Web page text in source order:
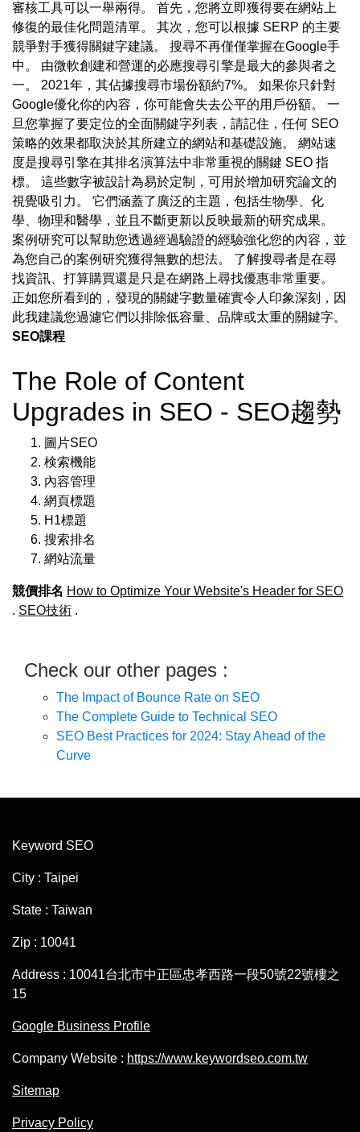
審核工具可以一舉兩得。 首先，您將立即獲得要在網站上
修復的最佳化問題清單。 其次，您可以根據 SERP 的主要
競爭對手獲得關鍵字建議。 搜尋不再僅僅掌握在Google手
中。 由微軟創建和營運的必應搜尋引擎是最大的參與者之
一。 2021年，其佔據搜尋市場份額約7%。 如果你只針對
Google優化你的內容，你可能會失去公平的用戶份額。 一
旦您掌握了要定位的全面關鍵字列表，請記住，任何 SEO
策略的效果都取決於其所建立的網站和基礎設施。 網站速
度是搜尋引擎在其排名演算法中非常重視的關鍵 SEO 指
標。 這些數字被設計為易於定制，可用於增加研究論文的
視覺吸引力。 它們涵蓋了廣泛的主題，包括生物學、化
學、物理和醫學，並且不斷更新以反映最新的研究成果。
案例研究可以幫助您透過經過驗證的經驗強化您的內容，並
為您自己的案例研究獲得無數的想法。 了解搜尋者是在尋
找資訊、打算購買還是只是在網路上尋找優惠非常重要。
正如您所看到的，發現的關鍵字數量確實令人印象深刻，因
此我建議您過濾它們以排除低容量、品牌或太重的關鍵字。
SEO課程
The Role of Content
Upgrades in SEO - SEO趨勢
圖片SEO
検索機能
內容管理
網頁標題
H1標題
搜索排名
網站流量
競價排名 How to Optimize Your Website's Header for SEO
. SEO技術 .
Check our other pages :
The Impact of Bounce Rate on SEO
The Complete Guide to Technical SEO
SEO Best Practices for 2024: Stay Ahead of the
Curve
Keyword SEO
City : Taipei
State : Taiwan
Zip : 10041
Address : 10041台北市中正區忠孝西路一段50號22號樓之
15
Google Business Profile
Company Website : https://www.keywordseo.com.tw
Sitemap
Privacy Policy